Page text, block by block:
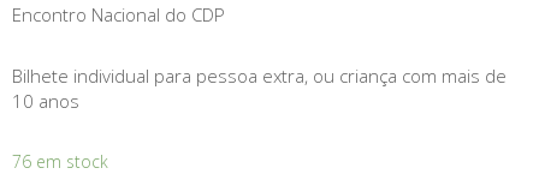
Encontro Nacional do CDP
Bilhete individual para pessoa extra, ou criança com mais de
10 anos
76 em stock